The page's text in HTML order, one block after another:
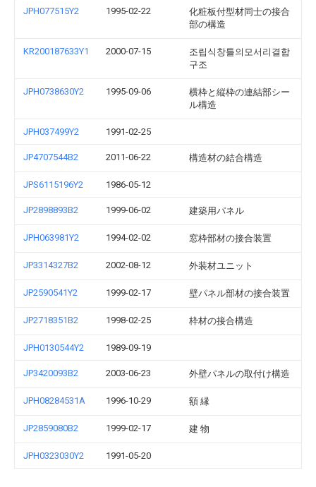
JPH077515Y2 1995-02-22
化粧板付型材同士の接合
部の構造
KR200187633Y1 2000-07-15
조립식창틀의모서리결합
구조
JPH0738630Y2 1995-09-06
横枠と縦枠の連結部シー
ル構造
JPH037499Y2 1991-02-25
JP4707544B2 2011-06-22 構造材の結合構造
JPS6115196Y2 1986-05-12
JP2898893B2 1999-06-02 建築用パネル
JPH063981Y2 1994-02-02 窓枠部材の接合装置
JP3314327B2 2002-08-12 外装材ユニット
JP2590541Y2 1999-02-17 壁パネル部材の接合装置
JP2718351B2 1998-02-25 枠材の接合構造
JPH0130544Y2 1989-09-19
JP3420093B2 2003-06-23 外壁パネルの取付け構造
JPH08284531A 1996-10-29 額 縁
JP2859080B2 1999-02-17 建 物
JPH0323030Y2 1991-05-20